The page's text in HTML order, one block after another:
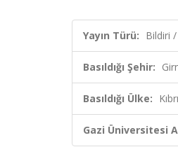
Yayın Türü: Bildiri
Basıldığı Şehir:
Basıldığı Ülke:
Gazi Üniversitesi